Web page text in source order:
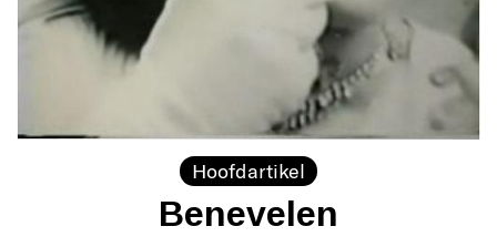
Hoofdartikel
Benevelen